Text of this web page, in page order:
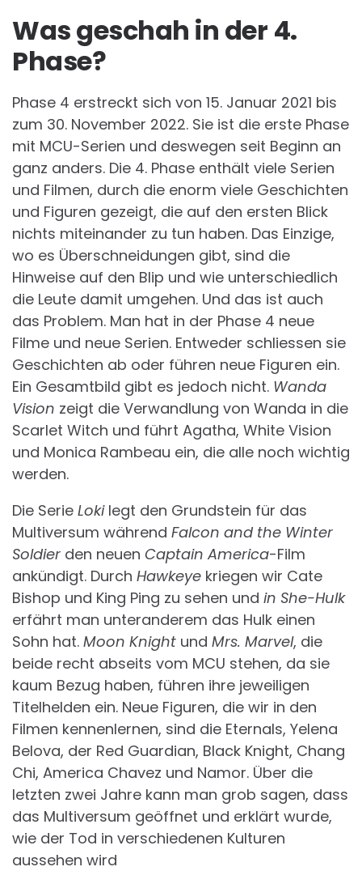
Was geschah in der 4.
Phase?
Phase 4 erstreckt sich von 15. Januar 2021 bis
zum 30. November 2022. Sie ist die erste Phase
mit MCU-Serien und deswegen seit Beginn an
ganz anders. Die 4. Phase enthält viele Serien
und Filmen, durch die enorm viele Geschichten
und Figuren gezeigt, die auf den ersten Blick
nichts miteinander zu tun haben. Das Einzige,
wo es Überschneidungen gibt, sind die
Hinweise auf den Blip und wie unterschiedlich
die Leute damit umgehen. Und das ist auch
das Problem. Man hat in der Phase 4 neue
Filme und neue Serien. Entweder schliessen sie
Geschichten ab oder führen neue Figuren ein.
Ein Gesamtbild gibt es jedoch nicht. Wanda
Vision zeigt die Verwandlung von Wanda in die
Scarlet Witch und führt Agatha, White Vision
und Monica Rambeau ein, die alle noch wichtig
werden.
Die Serie Lokilegt den Grundstein für das
Multiversum während Falcon and the Winter
Soldier den neuen Captain America-Film
ankündigt. Durch Hawkeye kriegen wir Cate
Bishop und King Ping zu sehen und in She-Hulk
erfährt man unteranderem das Hulk einen
Sohn hat. Moon Knight und Mrs. Marvel, die
beide recht abseits vom MCU stehen, da sie
kaum Bezug haben, führen ihre jeweiligen
Titelhelden ein. Neue Figuren, die wir in den
Filmen kennenlernen, sind die Eternals, Yelena
Belova, der Red Guardian, Black Knight, Chang
Chi, America Chavez und Namor. Über die
letzten zwei Jahre kann man grob sagen, dass
das Multiversum geöffnet und erklärt wurde,
wie der Tod in verschiedenen Kulturen
aussehen wird